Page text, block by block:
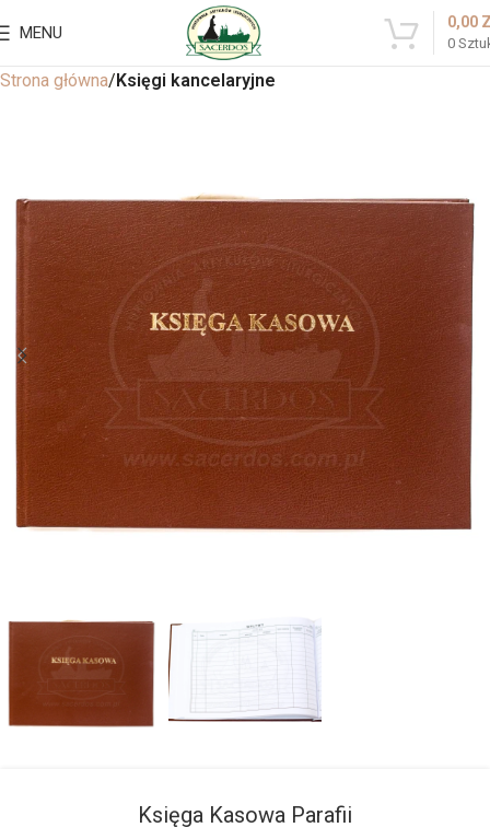
MENU
0
0,00
Strona główna Księgi kancelaryjne
Księga Kasowa Parafii